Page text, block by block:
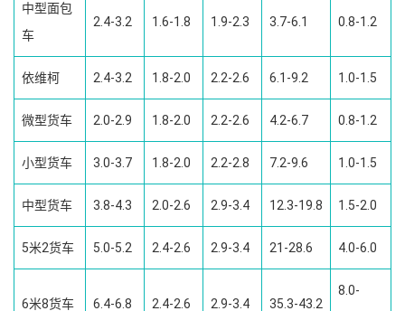
中型面包
车
2.4-3.2 1.6-1.8 1.9-2.3 3.7-6.1 0.8-1.2
依维柯 2.4-3.2 1.8-2.0 2.2-2.6 6.1-9.2 1.0-1.5
微型货车 2.0-2.9 1.8-2.0 2.2-2.6 4.2-6.7 0.8-1.2
小型货车 3.0-3.7 1.8-2.0 2.2-2.8 7.2-9.6 1.0-1.5
中型货车 3.8-4.3 2.0-2.6 2.9-3.4 12.3-19.8 1.5-2.0
5米2货车 5.0-5.2 2.4-2.6 2.9-3.4 21-28.6 4.0-6.0
6米8货车 6.4-6.8 2.4-2.6 2.9-3.4 35.3-43.2
8.0-